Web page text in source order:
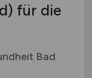
für die
Bad